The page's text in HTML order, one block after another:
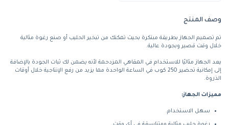
وصف المنتج
تم تصميم الجهاز بطريقة مبتكرة بحيث تمكنك من تبخير الحليب أو صنع رغوة مثالية
خلال وقت قصير وبجودة عالية.
يعد الجهاز مثاليًا للاستخدام في المقاهي المزدحمة لأنه يضمن لك ثبات الجودة بالإضافة
إلى إمكانية تحضير 250 كوب في الساعة الواحدة مما يزيد من رفع الإنتاجية خلال أوقات
الذروة.
مميزات الجهاز:
سهل الاستخدام.